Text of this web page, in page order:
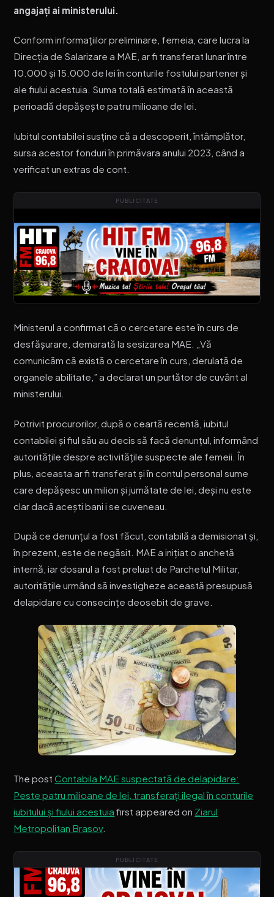
angajați ai ministerului.
Conform informațiilor preliminare, femeia, care lucra la
Direcția de Salarizare a MAE, ar fi transferat lunar între
10.000 și 15.000 de lei în conturile fostului partener și
ale fiului acestuia. Suma totală estimată în această
perioadă depășește patru milioane de lei.
Iubitul contabilei susține că a descoperit, întâmplător,
sursa acestor fonduri în primăvara anului 2023, când a
verificat un extras de cont.
PUBLICITATE
Ministerul a confirmat că o cercetare este în curs de
desfășurare, demarată la sesizarea MAE. „Vă
comunicăm că există o cercetare în curs, derulată de
organele abilitate,” a declarat un purtător de cuvânt al
ministerului.
Potrivit procurorilor, după o ceartă recentă, iubitul
contabilei și fiul său au decis să facă denunțul, informând
autoritățile despre activitățile suspecte ale femeii. În
plus, aceasta ar fi transferat și în contul personal sume
care depășesc un milion și jumătate de lei, deși nu este
clar dacă acești bani i se cuveneau.
După ce denunțul a fost făcut, contabilă a demisionat și,
în prezent, este de negăsit. MAE a inițiat o anchetă
internă, iar dosarul a fost preluat de Parchetul Militar,
autoritățile urmând să investigheze această presupusă
delapidare cu consecințe deosebit de grave.
The postContabila MAE suspectată de delapidare:
Peste patru milioane de lei, transferați ilegal în conturile
iubitului și fiului acestuia first appeared on Ziarul
Metropolitan Brasov.
PUBLICITATE